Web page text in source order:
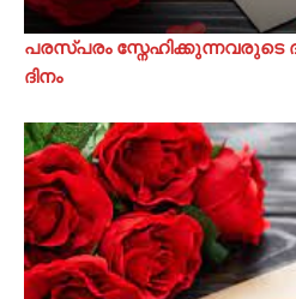
പരസ്പരം സ്നേഹിക്കുന്നവരുടെ
ദിനം